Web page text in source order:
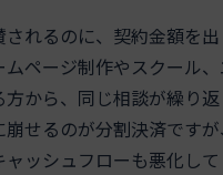
されるのに、契約金額を
ページ制作やスクール
から、同じ相談が繰り返
せるのが分割決済です
ッシュフローも悪化して